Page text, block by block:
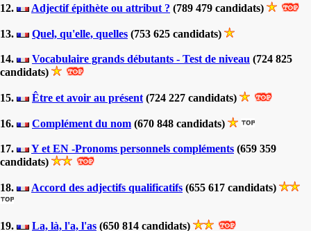
12. Adjectif épithète ou attribut ? (789 479 candidats)
13. Quel, qu'elle, quelles (753 625 candidats)
14. Vocabulaire grands débutants - Test de niveau (724 825
candidats)
15. Être et avoir au présent (724 227 candidats)
16. Complément du nom (670 848 candidats)
17. Y et EN -Pronoms personnels compléments (659 359
candidats)
18. Accord des adjectifs qualificatifs (655 617 candidats)
19. La, là, l'a, l'as (650 814 candidats)